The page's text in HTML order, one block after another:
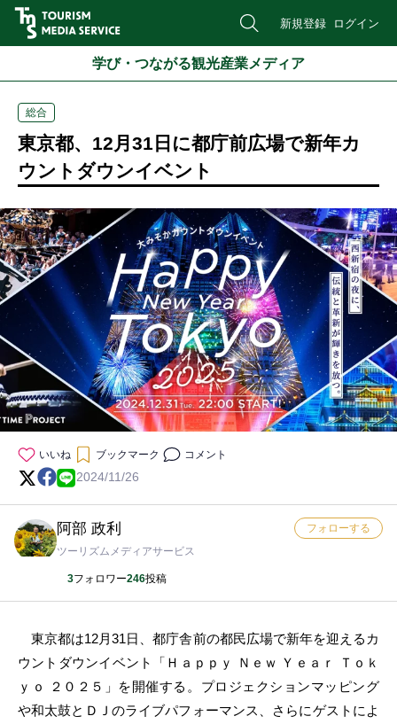
新規登録 ログイン
学び・つながる観光産業メディア
総合
東京都、12月31日に都庁前広場で新年カ
ウントダウンイベント
いいね ブックマーク コメント
2024/11/26
阿部 政利
ツーリズムメディアサービス
3フォロワー246投稿
フォローする
東京都は12月31日、都庁舎前の都民広場で新年を迎えるカ
ウントダウンイベント「Ｈａｐｐｙ Ｎｅｗ Ｙｅａｒ Ｔｏｋ
ｙｏ ２０２５」を開催する。プロジェクションマッピング
や和太鼓とＤＪのライブパフォーマンス、さらにゲストによ